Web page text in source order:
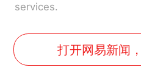
services.
打开网易新闻